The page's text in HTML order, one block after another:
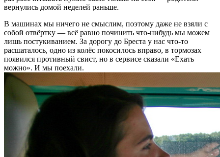
вернулись домой неделей раньше.
В машинах мы ничего не смыслим, поэтому даже не взяли с
собой отвёртку — всё равно починить что-нибудь мы можем
лишь постукиванием. За дорогу до Бреста у нас что-то
расшаталось, одно из колёс покосилось вправо, в тормозах
появился противный свист, но в сервисе сказали «Ехать
можно». И мы поехали.